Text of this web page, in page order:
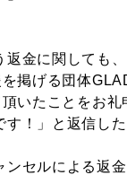
金に関しても
掲げる団体
いたことをお
！」と返信した
セルによる返